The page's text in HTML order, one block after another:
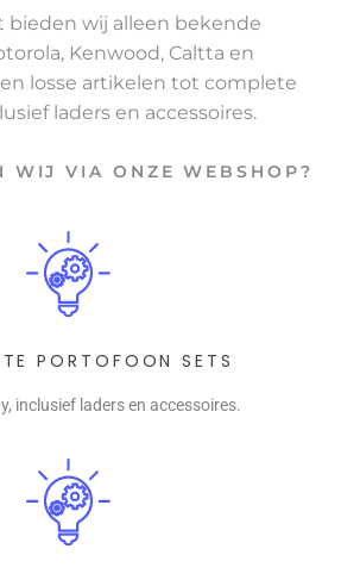
bieden wij alleen bekende
Kenwood, Caltta en
losse artikelen tot complete
laders en accessoires.
WIJ VIA ONZE WEBSHOP?
PORTOFOON SETS
inclusief laders en accessoires.